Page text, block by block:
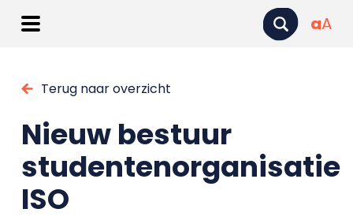
aA
Terug naar overzicht
Nieuw bestuur
studentenorganisatie
ISO